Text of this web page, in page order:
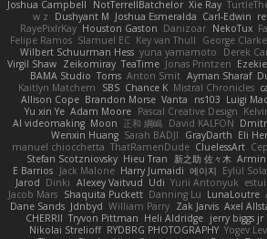
Joshua Campbell
NotTerrellBatchelor Xie Ray
w z
Dushyant M Joshua Esmeralda Carl-Edwin
RayePixlrKay Houston Gaston Danizoar NekoTux
Felipe Ramos Slamuel EC Key van Thull George Clarke
Wilbert Schuurman Hess yuna yamamoto Derek
Virgil Shaw Zeikomiray TeaTime Jonas Printzen
BAMA Studio Toms Anton Smit Ayman Sharaf
Kaitlyn Matchem
SBS Chance K Mistral Chronicles
Allison Cope Brandon Morse Vanta ns103 Luigi
Yu xin Ye Adam Moore Pascal Creative Design
AI videomaking Moon 正和 綱嶋 David KALFON
Wenxin Huang Sarah BADJI GrayDarth Eli
manuel chiocchetta ThatRamenDude CluelessArt
Stefan Scotzniovsky Hieu Tran 新之助 佐々木 Armin
E Barrios Jack Malone Harry Jumaidi 에이지 Eylül
Jarod Dinki Alexey Vaitvud Udi Yurii Antonyuk
Jacob Mars Shaquita Puckett Danning Lu LunaLoutre
Dane Sands Jdnbyd William Parry Zak Jarvis Axel
CHERRII Tryvon Pittman Heli Aldridge jerry biggs jr
Nikolai Strelioff RYDBRG PHOTOGRAPHY Yogev